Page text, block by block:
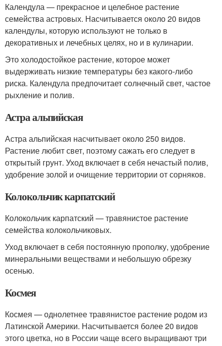
Календула — прекрасное и целебное растение
семейства астровых. Насчитывается около 20 видов
календулы, которую используют не только в
декоративных и лечебных целях, но и в кулинарии.
Это холодостойкое растение, которое может
выдерживать низкие температуры без какого-либо
риска. Календула предпочитает солнечный свет, частое
рыхление и полив.
Астра альпийская
Астра альпийская насчитывает около 250 видов.
Растение любит свет, поэтому сажать его следует в
открытый грунт. Уход включает в себя нечастый полив,
удобрение золой и очищение территории от сорняков.
Колокольчик карпатский
Колокольчик карпатский — травянистое растение
семейства колокольчиковых.
Уход включает в себя постоянную прополку, удобрение
минеральными веществами и небольшую обрезку
осенью.
Космея
Космея — однолетнее травянистое растение родом из
Латинской Америки. Насчитывается более 20 видов
этого цветка, но в России чаще всего выращивают три